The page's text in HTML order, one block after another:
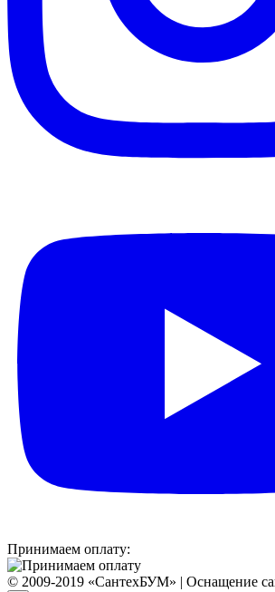
Принимаем оплату:
© 2009-2019 «СантехБУМ» | Оснащение